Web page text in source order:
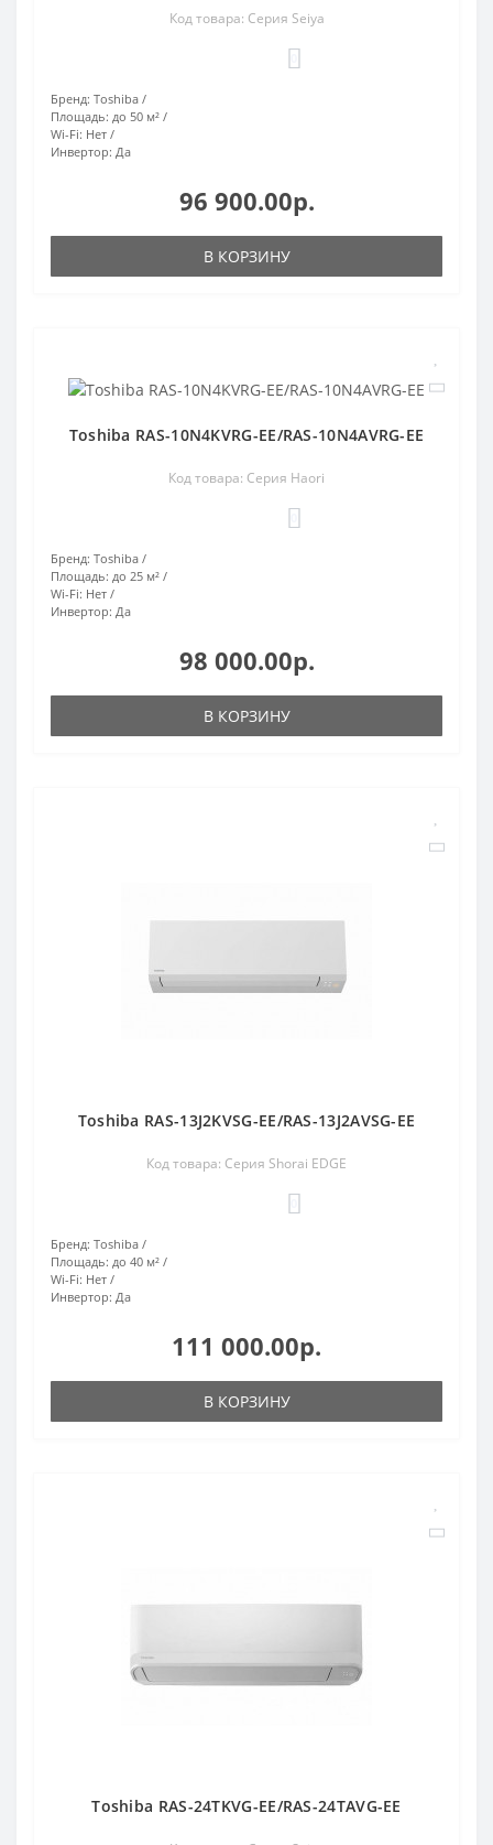
Код товара: Серия Seiya
Бренд: Toshiba
Площадь: до 50 м²
Wi-Fi: Нет
Инвертор: Да
96 900.00р.
В КОРЗИНУ
Toshiba RAS-10N4KVRG-EE/RAS-10N4AVRG-EE
Код товара: Серия Haori
Бренд: Toshiba
Площадь: до 25 м²
Wi-Fi: Нет
Инвертор: Да
98 000.00р.
В КОРЗИНУ
Toshiba RAS-13J2KVSG-EE/RAS-13J2AVSG-EE
Код товара: Серия Shorai EDGE
Бренд: Toshiba
Площадь: до 40 м²
Wi-Fi: Нет
Инвертор: Да
111 000.00р.
В КОРЗИНУ
Toshiba RAS-24TKVG-EE/RAS-24TAVG-EE